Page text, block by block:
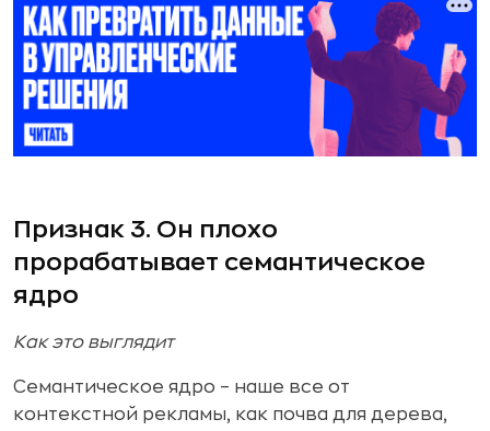
Признак 3. Он плохо
прорабатывает семантическое
ядро
Как это выглядит
Семантическое ядро – наше все от
контекстной рекламы, как почва для дерева,